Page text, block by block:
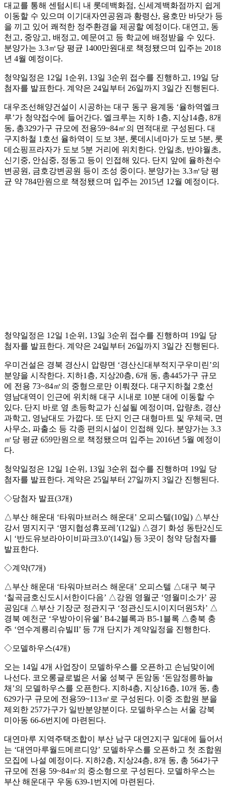
대교를 통해 센텀시티 내 롯데백화점, 신세계백화점까지 쉽게
이동할 수 있으며 이기대자연공원과 황령산, 용호만 바닷가 등
을 끼고 있어 쾌적한 정주환경을 제공할 예정이다. 대연고, 동
천고, 중앙고, 배정고, 예문여고 등 학교에 배정받을 수 있다.
분양가는 3.3㎡당 평균 1400만원대로 책정됐으며 입주는 2018
년 4월 예정이다.
청약일정은 12일 1순위, 13일 3순위 접수를 진행하고, 19일 당
첨자를 발표한다. 계약은 24일부터 26일까지 3일간 진행된다.
대우조선해양건설이 시공하는 대구 동구 용계동 ‘율하역엘크
루’가 청약접수에 들어간다. 엘크루는 지하 1층, 지상14층, 8개
동, 총329가구 규모에 전용59~84㎡의 면적대로 구성된다. 대
구지하철 1호선 율하역이 도보 3분, 롯데시네마가 도보 5분, 롯
데쇼핑프라자가 도보 5분 거리에 위치한다. 안일초, 반야월초,
신기중, 안심중, 정동고 등이 인접해 있다. 단지 앞에 율하천수
변공원, 금호강변공원 등이 조성 중이다. 분양가는 3.3㎡당 평
균 약 784만원으로 책정됐으며 입주는 2015년 12월 예정이다.
청약일정은 12일 1순위, 13일 3순위 접수를 진행하며 19일 당
첨자를 발표한다. 계약은 24일부터 26일까지 3일간 진행된다.
우미건설은 경북 경산시 압량면 ‘경산신대부적지구우미린’의
분양을 시작한다. 지하1층, 지상20층, 6개 동, 총445가구 규모
에 전용 73~84㎡의 중형으로만 이뤄졌다. 대구지하철 2호선
영남대역이 인근에 위치해 대구 시내로 10분 대에 이동할 수
있다. 단지 바로 옆 초등학교가 신설될 예정이며, 압량초, 경산
과학고, 영남대도 가깝다. 또 단지 인근 대형마트 및 우체국, 면
사무소, 파출소 등 각종 편의시설이 인접해 있다. 분양가는 3.3
㎡당 평균 659만원으로 책정됐으며 입주는 2016년 5월 예정이
다.
청약일정은 12일 1순위, 13일 3순위 접수를 진행하며 19일 당
첨자를 발표한다. 계약은 25일부터 27일까지 3일간 진행된다.
◇당첨자 발표(3개)
△부산 해운대 ‘타워마브러스 해운대’ 오피스텔(10일) △부산
강서 명지지구 ‘명지협성휴포레’(12일) △경기 화성 동탄2신도
시 ‘반도유보라아이비파크3.0’(14일) 등 3곳이 청약 당첨자를
발표한다.
◇계약(7개)
△부산 해운대 ‘타워마브러스 해운대’ 오피스텔 △대구 북구
‘칠곡금호신도시서한이다음’ △강원 영월군 ‘영월미소가’ 공
공임대 △부산 기장군 정관지구 ‘정관신도시이지더원5차’ △
경북 예천군 ‘우방아이유쉘’ B4-2블록과 B5-1블록 △충북 충
주 ‘연수계룡리슈빌II’ 등 7개 단지가 계약일정을 진행한다.
◇모델하우스(4개)
오는 14일 4개 사업장이 모델하우스를 오픈하고 손님맞이에
나선다. 코오롱글로벌은 서울 성북구 돈암동 ‘돈암정릉하늘
채’의 모델하우스를 오픈한다. 지하4층, 지상16층, 10개 동, 총
629가구 규모에 전용59~113㎡로 구성된다. 이중 조합원 분을
제외한 257가구가 일반분양분이다. 모델하우스는 서울 강북
미아동 66-6번지에 마련된다.
대연마루 지역주택조합이 부산 남구 대연2지구 일대에 들어서
는 ‘대연마루월드메르디앙’ 모델하우스를 오픈하고 첫 조합원
모집에 나설 예정이다. 지하2층, 지상24층, 8개 동, 총 564가구
규모에 전용 59~84㎡의 중소형으로 구성된다. 모델하우스는
부산 해운대구 우동 639-1번지에 마련된다.